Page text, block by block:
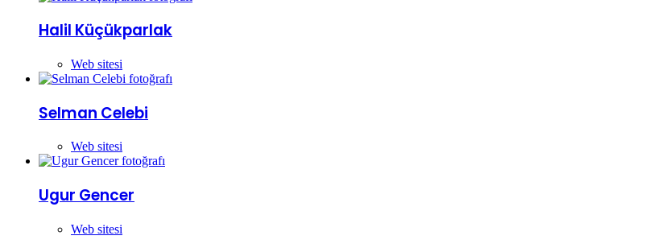
Halil Küçükparlak
Web sitesi
Selman Celebi
Web sitesi
Ugur Gencer
Web sitesi